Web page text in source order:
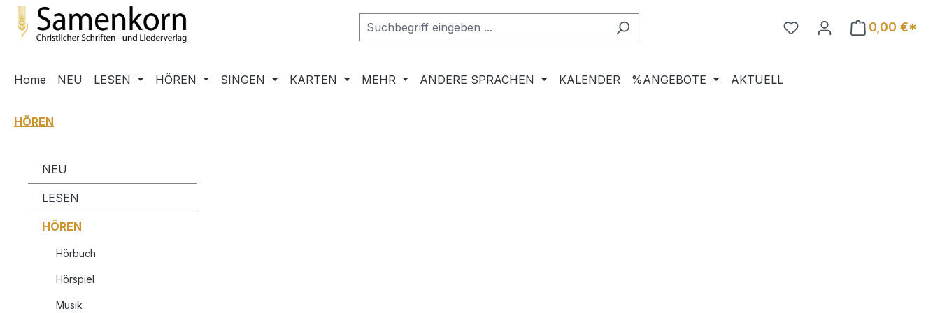
Hauptinhalt springen
Zur Suche springen
Zur Hauptnavigation springen
0,00 €*
Home NEU LESEN HÖREN SINGEN KARTEN MEHR ANDERE SPRACHEN KALENDER %ANGEBOTE AKTUELL
HÖREN
NEU
LESEN
HÖREN
Hörbuch
Hörspiel
Musik